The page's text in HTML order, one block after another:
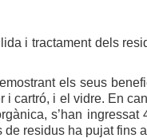
i tractament dels
els seus
i cartró, i el vidre. En
s’han
de residus ha pujat fins